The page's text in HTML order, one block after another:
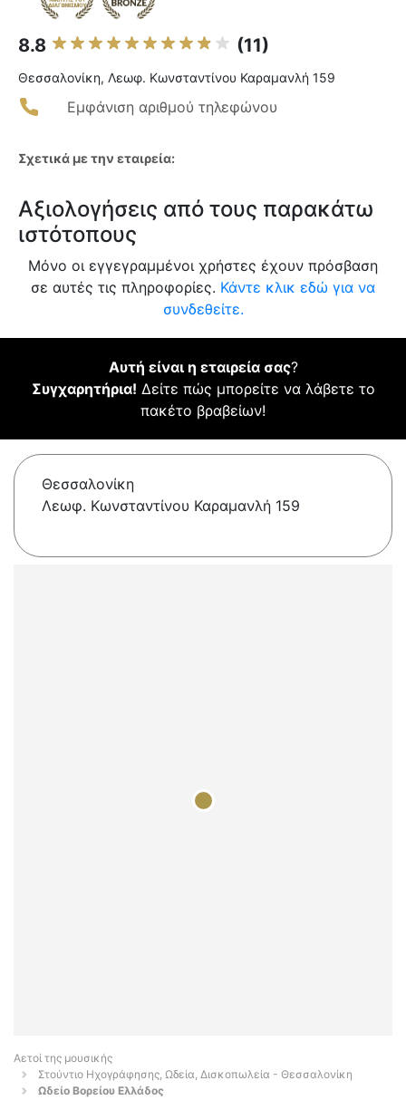
8.8 (11)
Θεσσαλονίκη, Λεωφ. Κωνσταντίνου Καραμανλή 159
Εμφάνιση αριθμού τηλεφώνου
Σχετικά με την εταιρεία:
Αξιολογήσεις από τους παρακάτω
ιστότοπους
Μόνο οι εγγεγραμμένοι χρήστες έχουν πρόσβαση
σε αυτές τις πληροφορίες. Κάντε κλικ εδώ για να
συνδεθείτε.
Αυτή είναι η εταιρεία σας?
Συγχαρητήρια! Δείτε πώς μπορείτε να λάβετε το
πακέτο βραβείων!
Θεσσαλονίκη
Λεωφ. Κωνσταντίνου Καραμανλή 159
Αετοί της μουσικής
Στούντιο Ηχογράφησης, Ωδεία, Δισκοπωλεία - Θεσσαλονίκη
Ωδείο Βορείου Ελλάδος